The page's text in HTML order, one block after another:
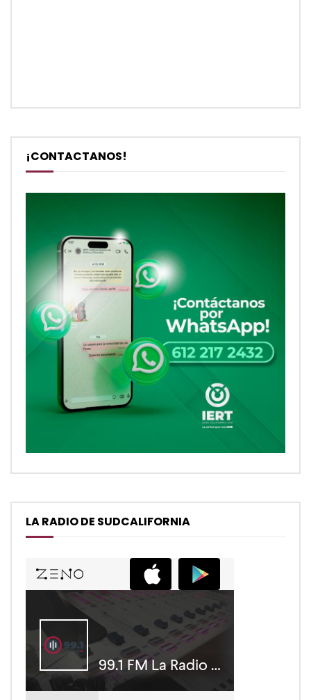
¡CONTACTANOS!
LA RADIO DE SUDCALIFORNIA